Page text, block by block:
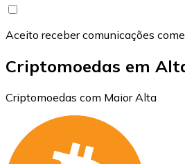
Aceito receber comunicações
Criptomoedas em
Criptomoedas com Maior Alta